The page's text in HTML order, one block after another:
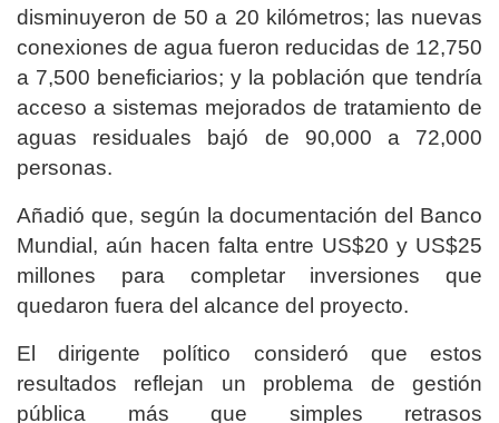
disminuyeron de 50 a 20 kilómetros; las nuevas
conexiones de agua fueron reducidas de 12,750
a 7,500 beneficiarios; y la población que tendría
acceso a sistemas mejorados de tratamiento de
aguas residuales bajó de 90,000 a 72,000
personas.
Añadió que, según la documentación del Banco
Mundial, aún hacen falta entre US$20 y US$25
millones para completar inversiones que
quedaron fuera del alcance del proyecto.
El dirigente político consideró que estos
resultados reflejan un problema de gestión
pública más que simples retrasos